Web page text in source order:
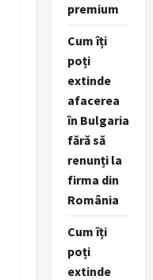
premium
Cum îți
poți
extinde
afacerea
în Bulgaria
fără să
renunți la
firma din
România
Cum îți
poți
extinde